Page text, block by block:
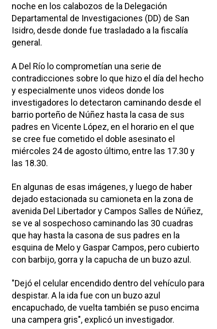
noche en los calabozos de la Delegación
Departamental de Investigaciones (DD) de San
Isidro, desde donde fue trasladado a la fiscalía
general.
A Del Río lo comprometían una serie de
contradicciones sobre lo que hizo el día del hecho
y especialmente unos videos donde los
investigadores lo detectaron caminando desde el
barrio porteño de Núñez hasta la casa de sus
padres en Vicente López, en el horario en el que
se cree fue cometido el doble asesinato el
miércoles 24 de agosto último, entre las 17.30 y
las 18.30.
En algunas de esas imágenes, y luego de haber
dejado estacionada su camioneta en la zona de
avenida Del Libertador y Campos Salles de Núñez,
se ve al sospechoso caminando las 30 cuadras
que hay hasta la casona de sus padres en la
esquina de Melo y Gaspar Campos, pero cubierto
con barbijo, gorra y la capucha de un buzo azul.
"Dejó el celular encendido dentro del vehículo para
despistar. A la ida fue con un buzo azul
encapuchado, de vuelta también se puso encima
una campera gris", explicó un investigador.